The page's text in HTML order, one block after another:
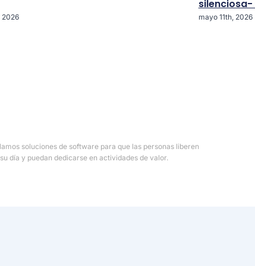
2026
silenciosa-
mayo 11th, 2026
soluciones de software para que las personas liberen
día y puedan dedicarse en actividades de valor.